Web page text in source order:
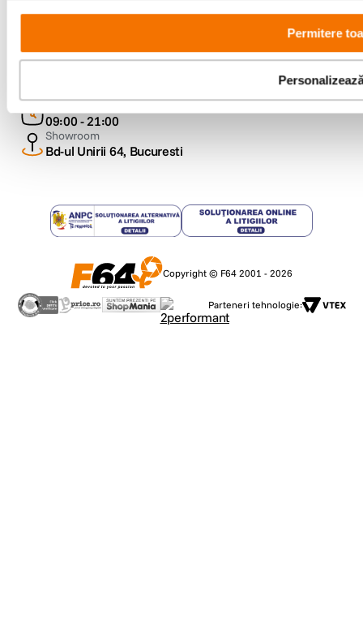
Permitere
Program de lucru
09:00 - 21:00
Showroom
Bd-ul Unirii 64, Bucuresti
Copyright © F64 2001 - 2026
Parteneri tehnologie: